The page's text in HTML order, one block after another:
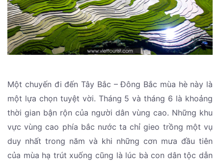
Một chuyến đi đến Tây Bắc – Đông Bắc mùa hè này là
một lựa chọn tuyệt vời. Tháng 5 và tháng 6 là khoảng
thời gian bận rộn của người dân vùng cao. Những khu
vực vùng cao phía bắc nước ta chỉ gieo trồng một vụ
duy nhất trong năm và khi những cơn mưa đầu tiên
của mùa hạ trút xuống cũng là lúc bà con dân tộc dẫn